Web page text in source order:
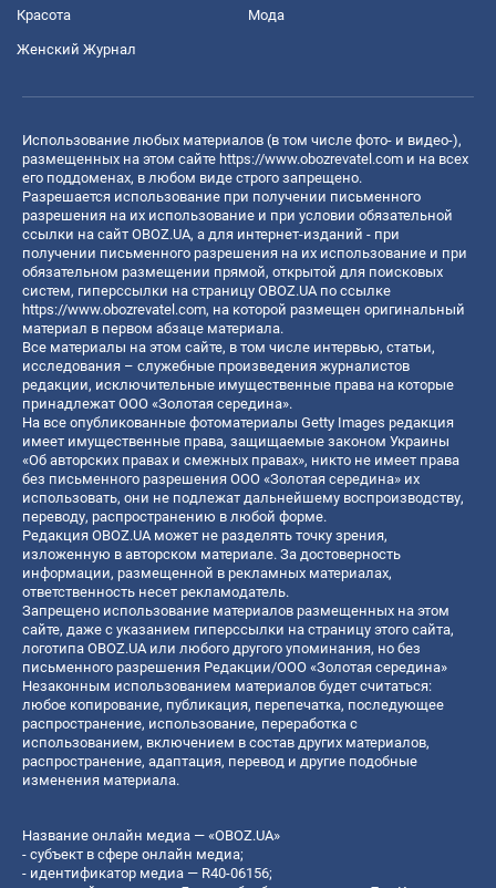
Красота Мода
Женский Журнал
Использование любых материалов (в том числе фото- и видео-),
размещенных на этом сайте https://www.obozrevatel.com и на всех
его поддоменах, в любом виде строго запрещено.
Разрешается использование при получении письменного
разрешения на их использование и при условии обязательной
ссылки на сайт OBOZ.UA, а для интернет-изданий - при
получении письменного разрешения на их использование и при
обязательном размещении прямой, открытой для поисковых
систем, гиперссылки на страницу OBOZ.UA по ссылке
https://www.obozrevatel.com, на которой размещен оригинальный
материал в первом абзаце материала.
Все материалы на этом сайте, в том числе интервью, статьи,
исследования – служебные произведения журналистов
редакции, исключительные имущественные права на которые
принадлежат ООО «Золотая середина».
На все опубликованные фотоматериалы Getty Images редакция
имеет имущественные права, защищаемые законом Украины
«Об авторских правах и смежных правах», никто не имеет права
без письменного разрешения ООО «Золотая середина» их
использовать, они не подлежат дальнейшему воспроизводству,
переводу, распространению в любой форме.
Редакция OBOZ.UA может не разделять точку зрения,
изложенную в авторском материале. За достоверность
информации, размещенной в рекламных материалах,
ответственность несет рекламодатель.
Запрещено использование материалов размещенных на этом
сайте, даже с указанием гиперссылки на страницу этого сайта,
логотипа OBOZ.UA или любого другого упоминания, но без
письменного разрешения Редакции/ООО «Золотая середина»
Незаконным использованием материалов будет считаться:
любое копирование, публикация, перепечатка, последующее
распространение, использование, переработка с
использованием, включением в состав других материалов,
распространение, адаптация, перевод и другие подобные
изменения материала.
Название онлайн медиа — «OBOZ.UA»
- субъект в сфере онлайн медиа;
- идентификатор медиа — R40-06156;